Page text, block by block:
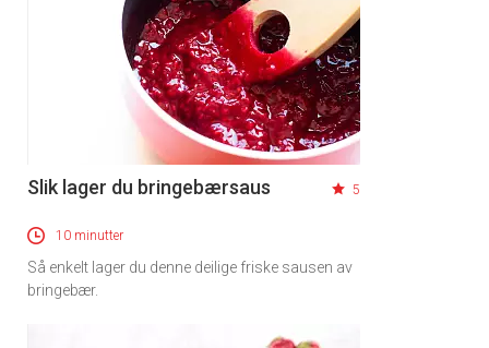
Slik lager du bringebærsaus 5
10 minutter
Så enkelt lager du denne deilige friske sausen av
bringebær.